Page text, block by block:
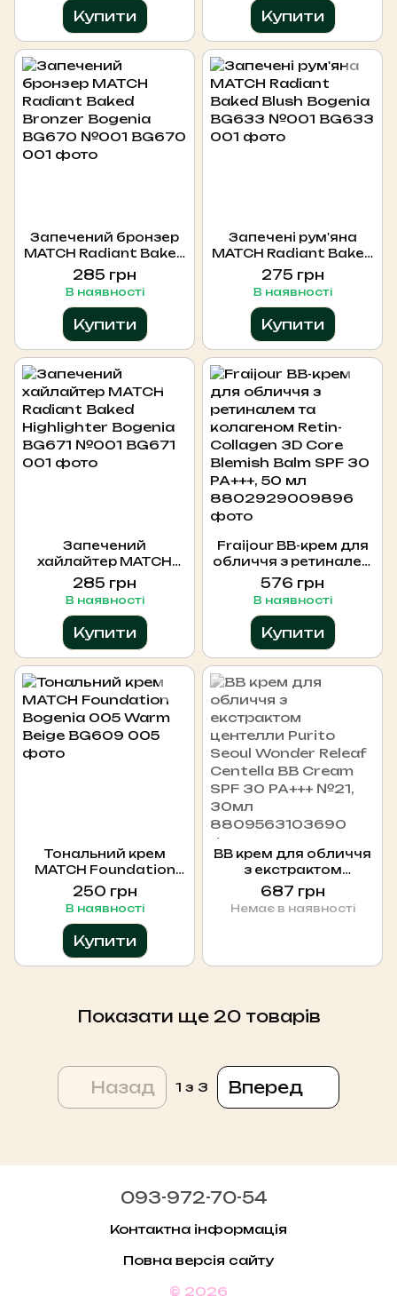
Купити Купити
Запечений бронзер
MATCH Radiant Baked
Bronzer Bogenia
BG670 №001, BG670
285 грн
В наявності
Купити
Запечені рум'яна
MATCH Radiant Baked
Blush Bogenia BG633
№001
275 грн
В наявності
Купити
Запечений
хайлайтер MATCH
Radiant Baked
Highlighter Bogenia
285 грн
В наявності
Купити
Fraijour ВВ-крем для
обличчя з ретиналем
та колагеном Retin-
Collagen 3D Core
PA+++, 50 мл
576 грн
В наявності
Купити
Тональний крем
MATCH Foundation
Bogenia 005 Warm
Beige
250 грн
В наявності
Купити
BB крем для обличчя
з екстрактом
центелли Purito Seoul
Wonder Releaf
687 грн
Немає в наявності
Показати ще 20 товарів
Назад 1 з 3 Вперед
093-972-70-54
Контактна інформація
Повна версія сайту
© 2026